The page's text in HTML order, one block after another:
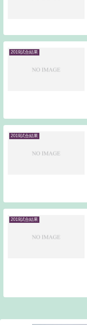
2019試合結果
2019試合結果
2019試合結果